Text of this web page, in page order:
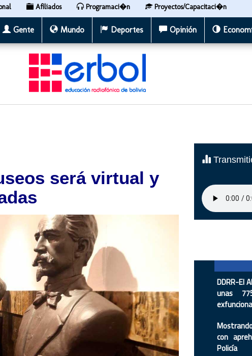
Afiliados Programaci�n Proyectos/Capacitaci�n
Gente Mundo Deportes Opinión
será virtual y
DDRR-El
unas
con
Policía